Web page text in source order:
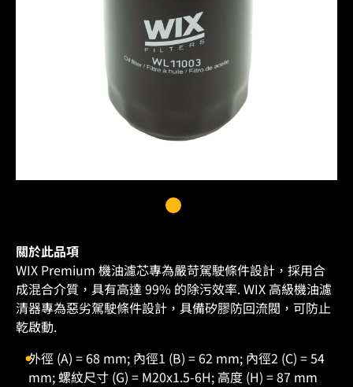
關於此品項
WIX Premium 機油濾芯專為嚴苛駕駛條件設計，採用合
成混合介質，具有高達 99% 的除污效率. WIX 高級機油濾
清器專為惡劣駕駛條件設計，具備矽膠防回流閥，可防止
乾啟動.
外徑 (A) = 68 mm; 內徑1 (B) = 62 mm; 內徑2 (C) = 54
mm; 螺紋尺寸 (G) = M20x1.5-6H; 高度 (H) = 87 mm